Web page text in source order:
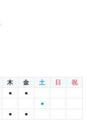
木 金 土 日
祝
●
●
●
● ●